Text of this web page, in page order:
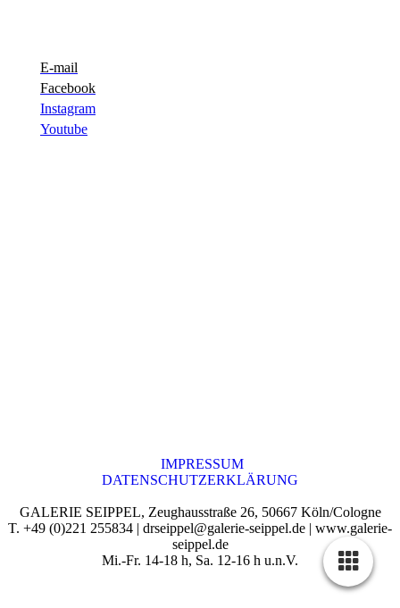
E-mail
Facebook
Instagram
Youtube
IMPRESSUM
DATENSCHUTZERKLÄRUNG
GALERIE SEIPPEL, Zeughausstraße 26, 50667 Köln/Cologne
T. +49 (0)221 255834 | drseippel@galerie-seippel.de | www.galerie-
seippel.de
Mi.-Fr. 14-18 h, Sa. 12-16 h u.n.V.